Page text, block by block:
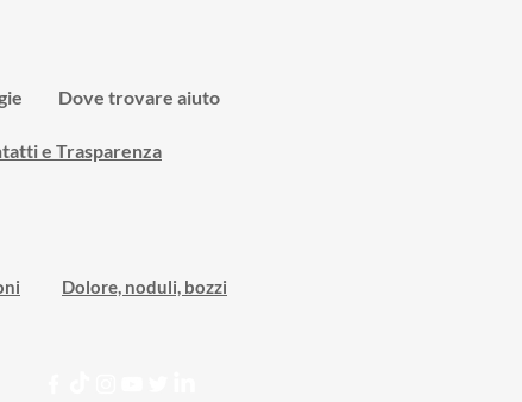
Dove trovare aiuto
e Trasparenza
Dolore, noduli, bozzi